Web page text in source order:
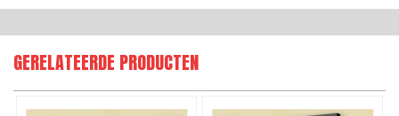
GERELATEERDE PRODUCTEN